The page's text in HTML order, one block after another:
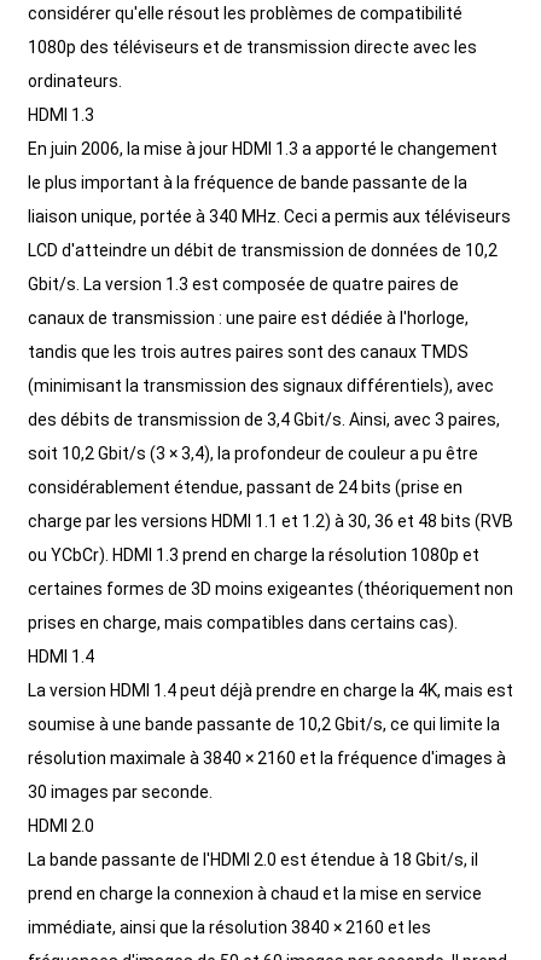
considérer qu'elle résout les problèmes de compatibilité
1080p des téléviseurs et de transmission directe avec les
ordinateurs.
HDMI 1.3
En juin 2006, la mise à jour HDMI 1.3 a apporté le changement
le plus important à la fréquence de bande passante de la
liaison unique, portée à 340 MHz. Ceci a permis aux téléviseurs
LCD d'atteindre un débit de transmission de données de 10,2
Gbit/s. La version 1.3 est composée de quatre paires de
canaux de transmission : une paire est dédiée à l'horloge,
tandis que les trois autres paires sont des canaux TMDS
(minimisant la transmission des signaux différentiels), avec
des débits de transmission de 3,4 Gbit/s. Ainsi, avec 3 paires,
soit 10,2 Gbit/s (3 × 3,4), la profondeur de couleur a pu être
considérablement étendue, passant de 24 bits (prise en
charge par les versions HDMI 1.1 et 1.2) à 30, 36 et 48 bits (RVB
ou YCbCr). HDMI 1.3 prend en charge la résolution 1080p et
certaines formes de 3D moins exigeantes (théoriquement non
prises en charge, mais compatibles dans certains cas).
HDMI 1.4
La version HDMI 1.4 peut déjà prendre en charge la 4K, mais est
soumise à une bande passante de 10,2 Gbit/s, ce qui limite la
résolution maximale à 3840 × 2160 et la fréquence d'images à
30 images par seconde.
HDMI 2.0
La bande passante de l'HDMI 2.0 est étendue à 18 Gbit/s, il
prend en charge la connexion à chaud et la mise en service
immédiate, ainsi que la résolution 3840 × 2160 et les